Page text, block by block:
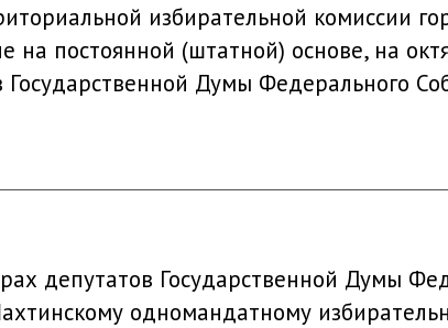
избирательной комиссии
постоянной (штатной) основе, на
Думы Федерального
депутатов Государственной Думы
одномандатному